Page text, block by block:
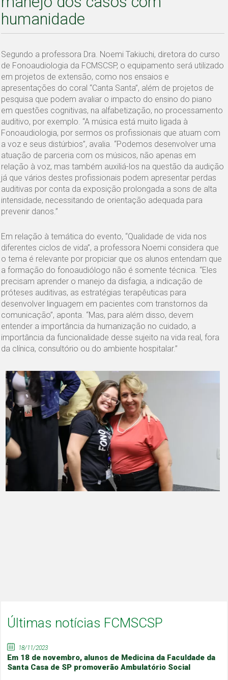
humanidade
Segundo a professora Dra. Noemi Takiuchi, diretora do curso
de Fonoaudiologia da FCMSCSP, o equipamento será utilizado
em projetos de extensão, como nos ensaios e
apresentações do coral “Canta Santa”, além de projetos de
pesquisa que podem avaliar o impacto do ensino do piano
em questões cognitivas, na alfabetização, no processamento
auditivo, por exemplo. “A música está muito ligada à
Fonoaudiologia, por sermos os profissionais que atuam com
a voz e seus distúrbios”, avalia. “Podemos desenvolver uma
atuação de parceria com os músicos, não apenas em
relação à voz, mas também auxiliá-los na questão da audição
já que vários destes profissionais podem apresentar perdas
auditivas por conta da exposição prolongada a sons de alta
intensidade, necessitando de orientação adequada para
prevenir danos.”
Em relação à temática do evento, “Qualidade de vida nos
diferentes ciclos de vida”, a professora Noemi considera que
o tema é relevante por propiciar que os alunos entendam que
a formação do fonoaudiólogo não é somente técnica. “Eles
precisam aprender o manejo da disfagia, a indicação de
próteses auditivas, as estratégias terapêuticas para
desenvolver linguagem em pacientes com transtornos da
comunicação”, aponta. “Mas, para além disso, devem
entender a importância da humanização no cuidado, a
importância da funcionalidade desse sujeito na vida real, fora
da clínica, consultório ou do ambiente hospitalar.”
Últimas notícias FCMSCSP
18/11/2023
Em 18 de novembro, alunos de Medicina da Faculdade da
Santa Casa de SP promoverão Ambulatório Social